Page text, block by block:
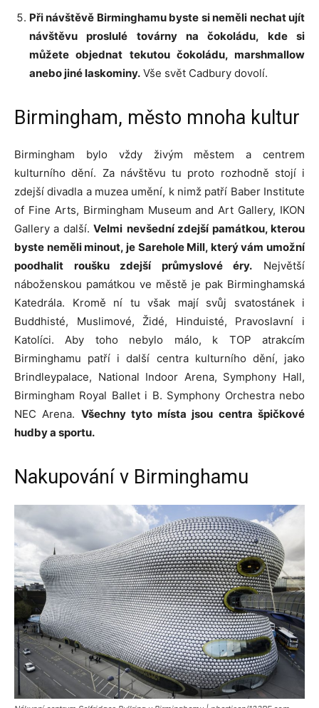
Při návštěvě Birminghamu byste si neměli nechat ujít
návštěvu proslulé továrny na čokoládu, kde si
můžete objednat tekutou čokoládu, marshmallow
anebo jiné laskominy. Vše svět Cadbury dovolí.
Birmingham, město mnoha kultur
Birmingham bylo vždy živým městem a centrem
kulturního dění. Za návštěvu tu proto rozhodně stojí i
zdejší divadla a muzea umění, k nimž patří Baber Institute
of Fine Arts, Birmingham Museum and Art Gallery, IKON
Gallery a další.Velmi nevšední zdejší památkou, kterou
byste neměli minout, je Sarehole Mill, který vám umožní
poodhalit roušku zdejší průmyslové éry. Největší
náboženskou památkou ve městě je pak Birminghamská
Katedrála. Kromě ní tu však mají svůj svatostánek i
Buddhisté, Muslimové, Židé, Hinduisté, Pravoslavní i
Katolíci. Aby toho nebylo málo, k TOP atrakcím
Birminghamu patří i další centra kulturního dění, jako
Brindleypalace, National Indoor Arena, Symphony Hall,
Birmingham Royal Ballet i B. Symphony Orchestra nebo
NEC Arena. Všechny tyto místa jsou centra špičkové
hudby a sportu.
Nakupování v Birminghamu